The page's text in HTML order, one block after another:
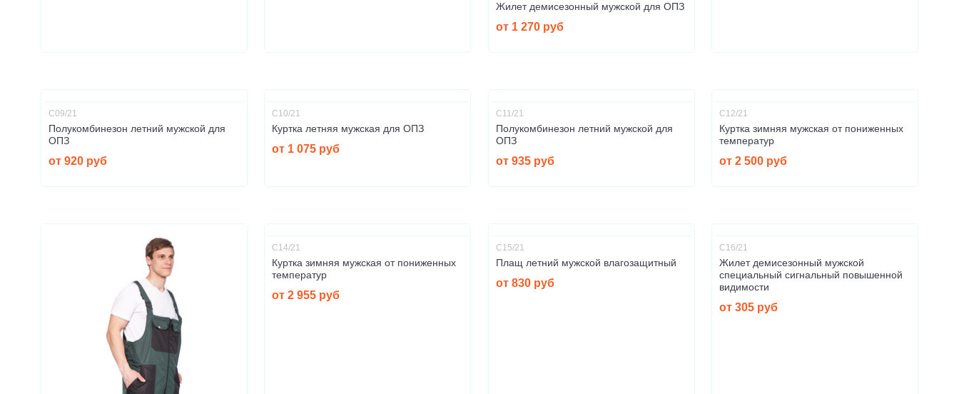
Жилет демисезонный мужской для ОПЗ
от 1 270 руб
С09/21
Полукомбинезон летний мужской для
ОПЗ
от 920 руб
С10/21
Куртка летняя мужская для ОПЗ
от 1 075 руб
C11/21
Полукомбинезон летний мужской для
ОПЗ
от 935 руб
С12/21
Куртка зимняя мужская от пониженных
температур
от 2 500 руб
C14/21
Куртка зимняя мужская от пониженных
температур
от 2 955 руб
С15/21
Плащ летний мужской влагозащитный
от 830 руб
С16/21
Жилет демисезонный мужской
специальный сигнальный повышенной
видимости
от 305 руб